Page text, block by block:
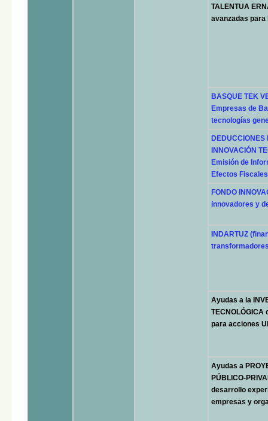
TALENTUA
avanzadas
BASQUE TEK
Empresas de
tecnologías
INNOVACIÓN
Emisión de
Efectos
FONDO
innovadores y
INDARTUZ
Ayudas a la
para acciones
Ayudas a
PÚBLICO-
desarrollo
empresas y